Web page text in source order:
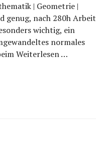
| Geometrie |
genug, nach 280h Arbeit
wichtig, ein
normales
Weiterlesen …